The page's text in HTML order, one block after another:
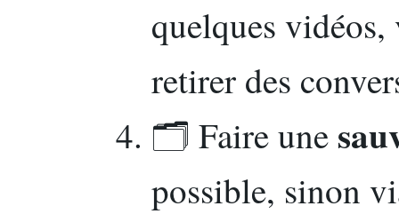
quelques
retirer des
🗂️ Faire une
possible, sinon